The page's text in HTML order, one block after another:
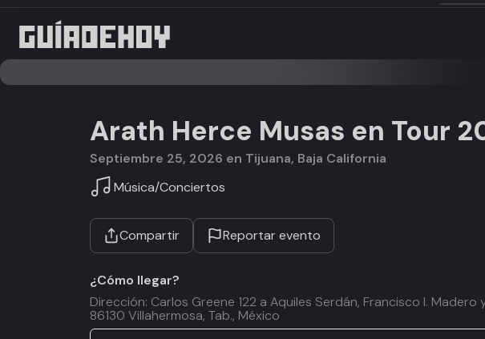
Arath Herce Musas en Tour
septiembre 25, 2026 en Tijuana, Baja California
Música/Conciertos
Compartir Reportar evento
¿Cómo llegar?
Dirección: Carlos Greene 122 a Aquiles Serdán, Francisco I. Madero
86130 Villahermosa, Tab., México